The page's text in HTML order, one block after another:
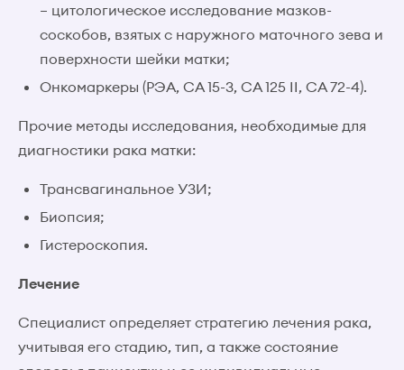
– цитологическое исследование мазков-
соскобов, взятых с наружного маточного зева и
поверхности шейки матки;
Онкомаркеры (РЭА, CA 15-3, CA 125 II, CA 72-4).
Прочие методы исследования, необходимые для
диагностики рака матки:
Трансвагинальное УЗИ;
Биопсия;
Гистероскопия.
Лечение
Специалист определяет стратегию лечения рака,
учитывая его стадию, тип, а также состояние